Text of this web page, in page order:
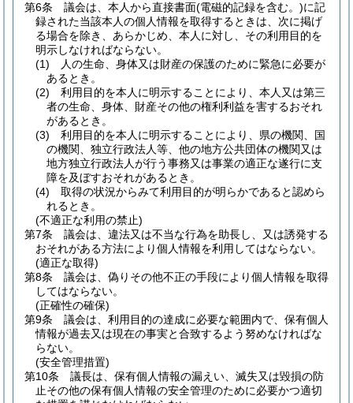
第6条
議会は、本人から直接書面(電磁的記録を含む。)に記
録された当該本人の個人情報を取得するときは、次に掲げ
る場合を除き、あらかじめ、本人に対し、その利用目的を
明示しなければならない。
(1)
人の生命、身体又は財産の保護のために緊急に必要が
あるとき。
(2)
利用目的を本人に明示することにより、本人又は第三
者の生命、身体、財産その他の権利利益を害するおそれ
があるとき。
(3)
利用目的を本人に明示することにより、県の機関、国
の機関、独立行政法人等、他の地方公共団体の機関又は
地方独立行政法人が行う事務又は事業の適正な遂行に支
障を及ぼすおそれがあるとき。
(4)
取得の状況からみて利用目的が明らかであると認めら
れるとき。
(不適正な利用の禁止)
第7条
議会は、違法又は不当な行為を助長し、又は誘発する
おそれがある方法により個人情報を利用してはならない。
(適正な取得)
第8条
議会は、偽りその他不正の手段により個人情報を取得
してはならない。
(正確性の確保)
第9条
議会は、利用目的の達成に必要な範囲内で、保有個人
情報が過去又は現在の事実と合致するよう努めなければな
らない。
(安全管理措置)
第10条
議長は、保有個人情報の漏えい、滅失又は毀損の防
止その他の保有個人情報の安全管理のために必要かつ適切